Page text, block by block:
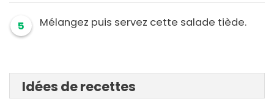
5 Mélangez puis servez cette salade tiède.
Idées de recettes